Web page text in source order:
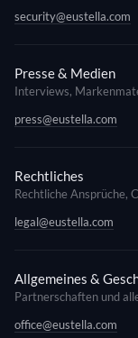
security@eustella.com
Presse & Medien
Interviews,
press@eustella.com
Rechtliches
Rechtliche Ansprüche,
legal@eustella.com
Allgemeines &
Partnerschaften und
office@eustella.com